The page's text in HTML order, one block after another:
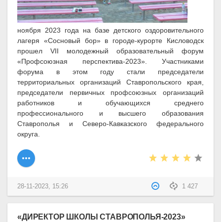
ноября 2023 года на базе детского оздоровительного
лагеря «Сосновый бор» в городе-курорте Кисловодск
прошел VII молодежный образовательный форум
«Профсоюзная перспектива-2023». Участниками
форума в этом году стали председатели
территориальных организаций Ставропольского края,
председатели первичных профсоюзных организаций
работников и обучающихся среднего
профессионального и высшего образования
Ставрополья и Северо-Кавказского федерального
округа.
1 427
28-11-2023, 15:26
«ДИРЕКТОР ШКОЛЫ СТАВРОПОЛЬЯ-2023»